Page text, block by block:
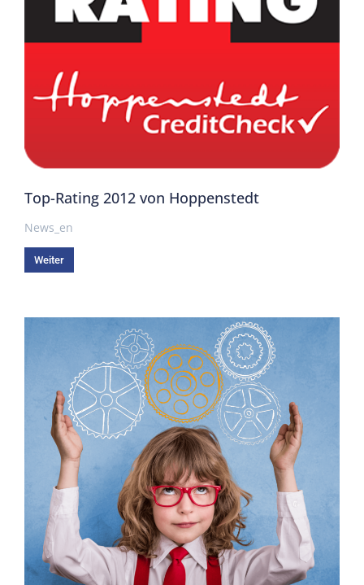
Top-Rating 2012 von Hoppenstedt
News_en
Weiter